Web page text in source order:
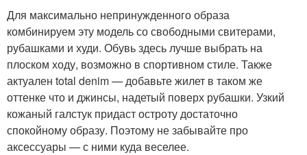
Для максимально непринужденного образа
комбинируем эту модель со свободными свитерами,
рубашками и худи. Обувь здесь лучше выбрать на
плоском ходу, возможно в спортивном стиле. Также
актуален total denim — добавьте жилет в таком же
оттенке что и джинсы, надетый поверх рубашки. Узкий
кожаный галстук придаст остроту достаточно
спокойному образу. Поэтому не забывайте про
аксессуары — с ними куда веселее.